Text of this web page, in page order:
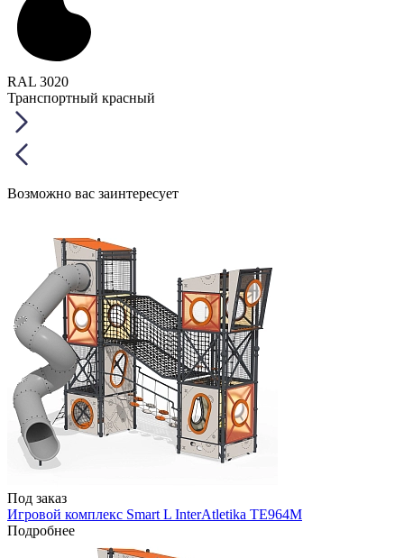
RAL 3020
Транспортный красный
Возможно вас заинтересует
Под заказ
Игровой комплекс Smart L InterAtletika TE964M
Подробнее